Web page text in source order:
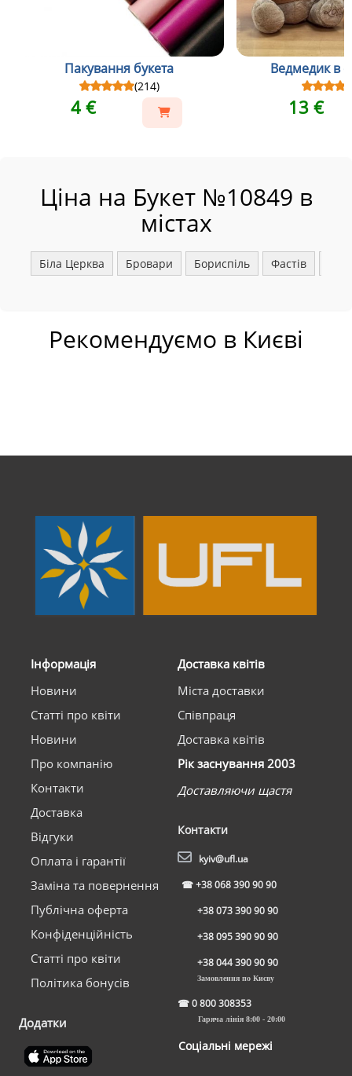
Пакування букета
(214)
4 €
Ведмедик в
13 €
Ціна на Букет №10849 в
містах
Біла Церква Бровари Бориспіль Фастів
Рекомендуємо в Києві
Інформація
Новини
Статті про квіти
Новини
Про компанію
Контакти
Доставка
Відгуки
Оплата і гарантії
Заміна та повернення
Публічна оферта
Конфіденційність
Статті про квіти
Політика бонусів
Додатки
Доставка квітів
Міста доставки
Співпраця
Доставка квітів
Рік заснування 2003
Доставляючи щастя
Контакти
kyiv@ufl.ua
☎+38 068 390 90 90
+38 073 390 90 90
+38 095 390 90 90
+38 044 390 90 90
Замовлення по Києву
☎0 800 308353
Гаряча лінія 8:00 - 20:00
Соціальні мережі